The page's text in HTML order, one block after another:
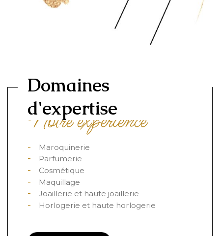
Domaines
d'expertise
Notre expérience
Maroquinerie
Parfumerie
Cosmétique
Maquillage
Joaillerie et haute joaillerie
Horlogerie et haute horlogerie